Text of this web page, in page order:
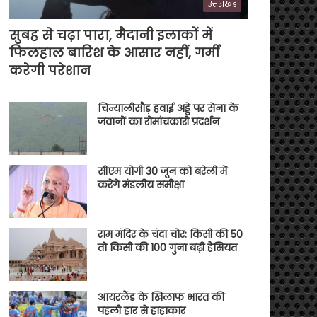
उत्तराखंड
सुबह से चढ़ा पारा, मैदानी इलाकों में
फिलहाल बारिश के आसार नहीं, गर्मी
करेगी परेशान
चिन्यालीसौड़ हवाई अड्डे पर सेना के
जवानों का रोमांचकारी प्रदर्शन
सीएम योगी 30 जून को बरेली में
करेंगे मंडलीय समीक्षा
राम मंदिर के चंदा चोर: किसी की 50
तो किसी की 100 गुना बढ़ी हैसियत
आयरलैंड के खिलाफ भारत की
पहली हार से हाहाकार